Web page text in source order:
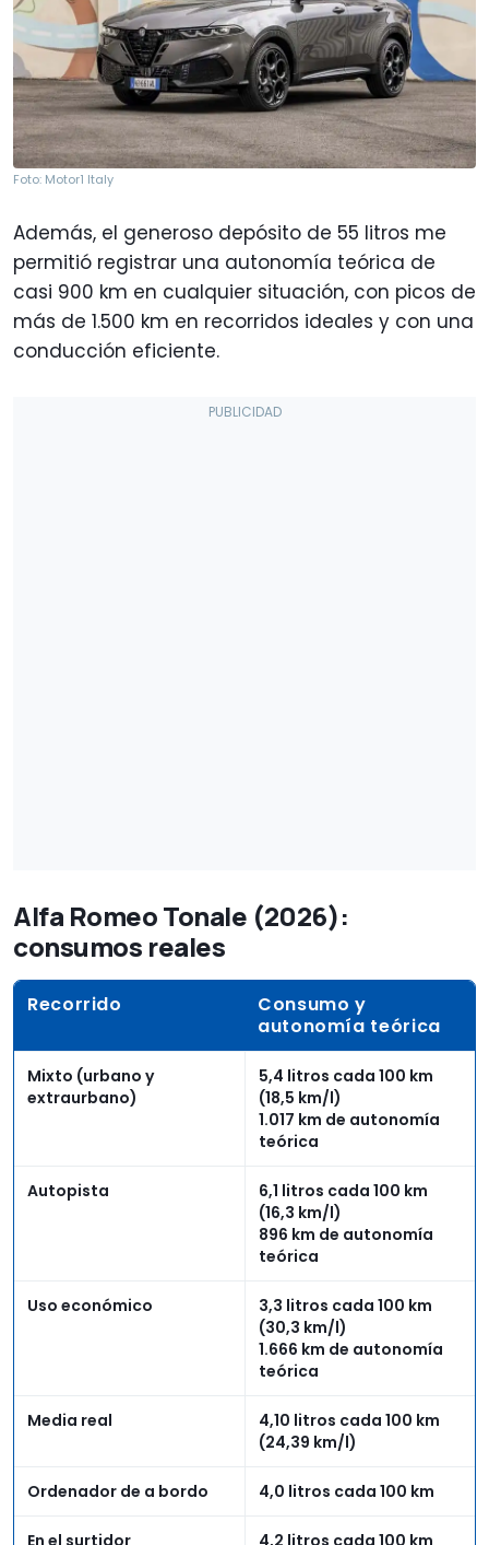
Foto: Motor1 Italy
Además, el generoso depósito de 55 litros me
permitió registrar una autonomía teórica de
casi 900 km en cualquier situación, con picos de
más de 1.500 km en recorridos ideales y con una
conducción eficiente.
Alfa Romeo Tonale (2026):
consumos reales
Recorrido
Consumo y
autonomía teórica
Mixto (urbano y
extraurbano)
5,4 litros cada 100 km
(18,5 km/l)
1.017 km de autonomía
teórica
Autopista
6,1 litros cada 100 km
(16,3 km/l)
896 km de autonomía
teórica
Uso económico
3,3 litros cada 100 km
(30,3 km/l)
1.666 km de autonomía
teórica
Media real
4,10 litros cada 100 km
(24,39 km/l)
Ordenador de a bordo 4,0 litros cada 100 km
En el surtidor 4,2 litros cada 100 km